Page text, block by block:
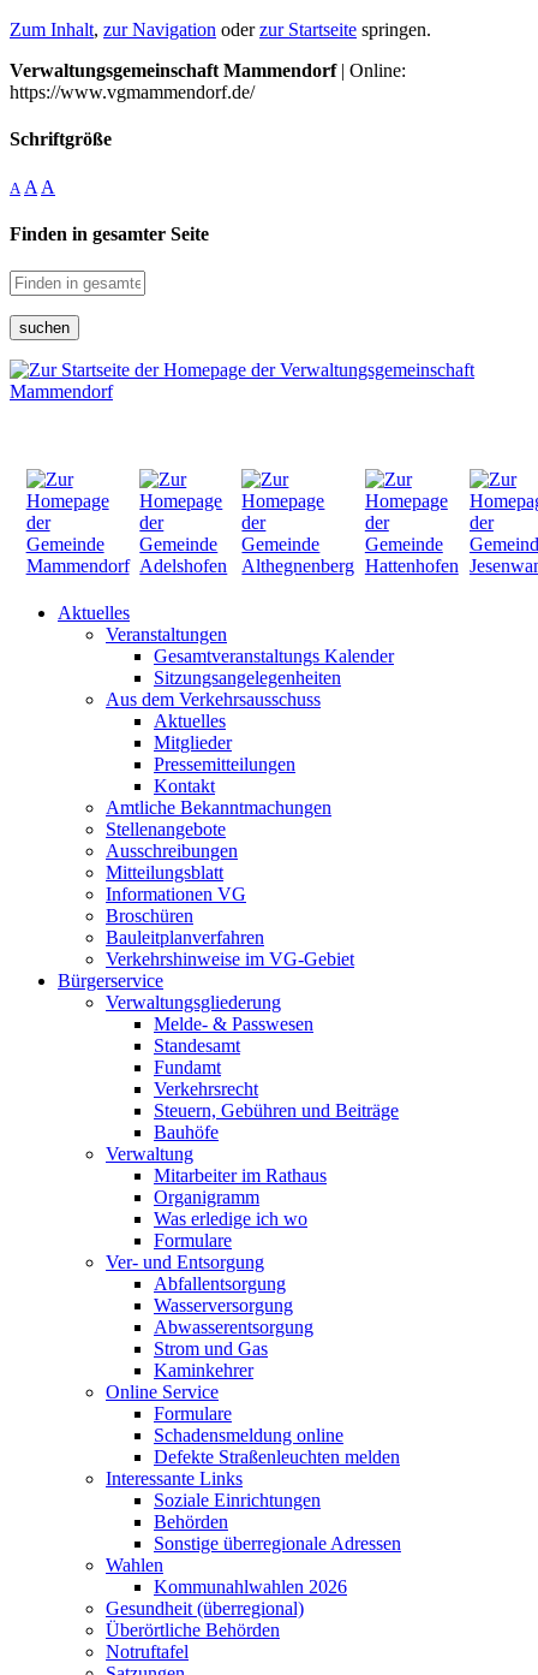
Zum Inhalt, zur Navigation oderzur Startseite springen.
Verwaltungsgemeinschaft Mammendorf| Online:
https://www.vgmammendorf.de/
Schriftgröße
A A A
Finden in gesamter Seite
suchen
Aktuelles
Veranstaltungen
Gesamtveranstaltungs Kalender
Sitzungsangelegenheiten
Aus dem Verkehrsausschuss
Aktuelles
Mitglieder
Pressemitteilungen
Kontakt
Amtliche Bekanntmachungen
Stellenangebote
Ausschreibungen
Mitteilungsblatt
Informationen VG
Broschüren
Bauleitplanverfahren
Verkehrshinweise im VG-Gebiet
Bürgerservice
Verwaltungsgliederung
Melde- & Passwesen
Standesamt
Fundamt
Verkehrsrecht
Steuern, Gebühren und Beiträge
Bauhöfe
Verwaltung
Mitarbeiter im Rathaus
Organigramm
Was erledige ich wo
Formulare
Ver- und Entsorgung
Abfallentsorgung
Wasserversorgung
Abwasserentsorgung
Strom und Gas
Kaminkehrer
Online Service
Formulare
Schadensmeldung online
Defekte Straßenleuchten melden
Interessante Links
Soziale Einrichtungen
Behörden
Sonstige überregionale Adressen
Wahlen
Kommunahlwahlen 2026
Gesundheit (überregional)
Überörtliche Behörden
Notruftafel